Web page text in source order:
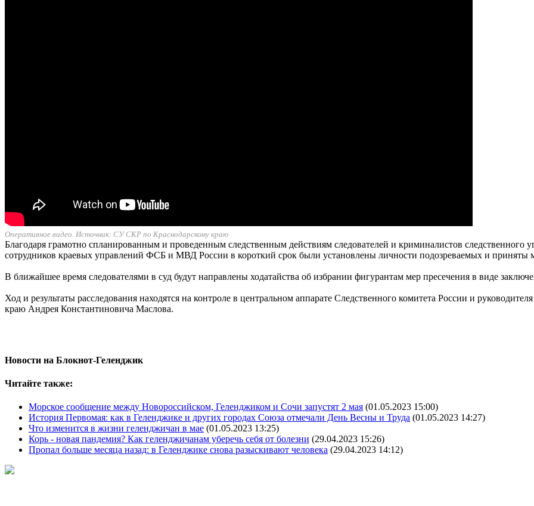
Оперативное видео. Источник: СУ СКР по Краснодарскому краю
Благодаря грамотно спланированным и проведенным следственным действиям следователей и криминалистов
сотрудников краевых управлений ФСБ и МВД России в короткий срок были установлены личности подозреваемых и приняты
В ближайшее время следователями в суд будут направлены ходатайства об избрании фигурантам мер пресечения в виде
Ход и результаты расследования находятся на контроле в центральном аппарате Следственного комитета России и
краю Андрея Константиновича Маслова.
Новости на Блoкнoт-Геленджик
Читайте также:
Морское сообщение между Новороссийском, Геленджиком и Сочи запустят 2 мая (01.05.2023 15:00)
История Первомая: как в Геленджике и других городах Союза отмечали День Весны и Труда (01.05.2023 14:27)
Что изменится в жизни геленджичан в мае (01.05.2023 13:25)
Корь - новая пандемия? Как геленджичанам уберечь себя от болезни (29.04.2023 15:26)
Пропал больше месяца назад: в Геленджике снова разыскивают человека (29.04.2023 14:12)